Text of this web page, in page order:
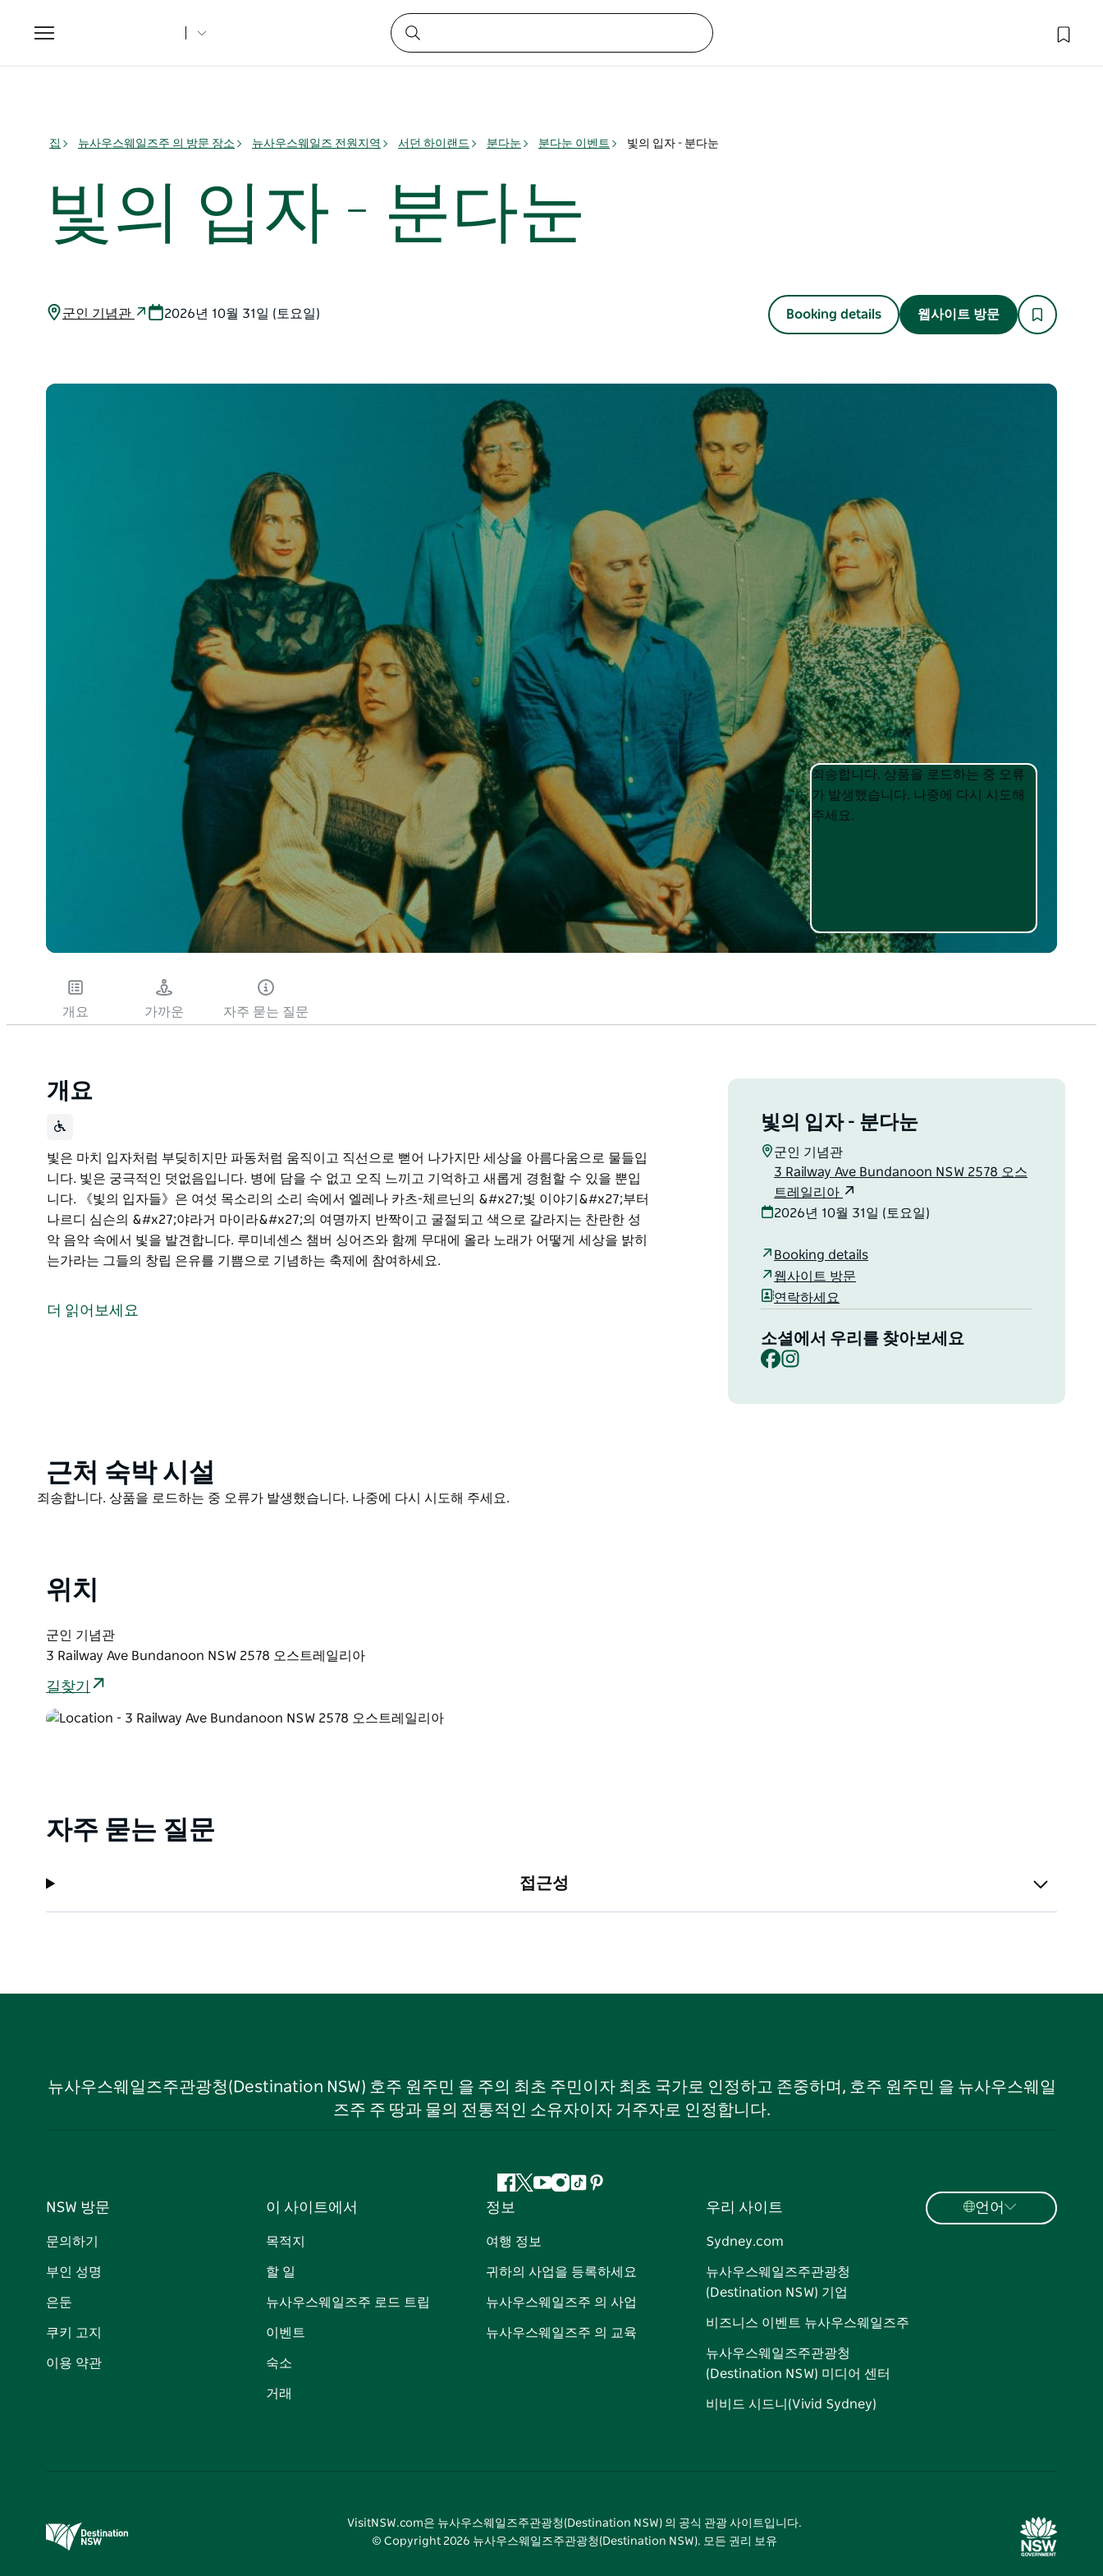
Toggle
navigation
집 뉴사우스웨일즈주 의 방문 장소 뉴사우스웨일즈 전원지역 서던 하이랜드 분다눈 분다눈 이벤트 빛의 입자 - 분다눈
빛의 입자 - 분다눈
군인 기념관 2026년 10월 31일 (토요일) Booking details 웹사이트 방문
Product
List
Product
List
죄송합니다. 상품을 로드하는 중 오류
가 발생했습니다. 나중에 다시 시도해
주세요.
개요 가까운 자주 묻는 질문
개요
빛은 마치 입자처럼 부딪히지만 파동처럼 움직이고 직선으로 뻗어 나가지만 세상을 아름다움으로 물들입
니다. 빛은 궁극적인 덧없음입니다. 병에 담을 수 없고 오직 느끼고 기억하고 새롭게 경험할 수 있을 뿐입
니다. 《빛의 입자들》은 여섯 목소리의 소리 속에서 엘레나 카츠-체르닌의 &#x27;빛 이야기&#x27;부터
나르디 심슨의 &#x27;야라거 마이라&#x27;의 여명까지 반짝이고 굴절되고 색으로 갈라지는 찬란한 성
악 음악 속에서 빛을 발견합니다. 루미네센스 챔버 싱어즈와 함께 무대에 올라 노래가 어떻게 세상을 밝히
는가라는 그들의 창립 은유를 기쁨으로 기념하는 축제에 참여하세요.
니다. 빛은 궁극적인 덧없음입니다. 병에 담을 수 없고 오직 느끼고 기억하고 새롭게 경험할 수 있을 뿐입
더 읽어보세요
빛의 입자 - 분다눈
군인 기념관
3 Railway Ave Bundanoon NSW 2578 오스
트레일리아
2026년 10월 31일 (토요일)
Booking details
웹사이트 방문
연락하세요
소셜에서 우리를 찾아보세요
Facebook
Product
List
근처 숙박 시설
Product
죄송합니다. 상품을 로드하는 중 오류가 발생했습니다. 나중에 다시 시도해 주세요.
위치
군인 기념관
3 Railway Ave Bundanoon NSW 2578 오스트레일리아
길찾기
자주 묻는 질문
접근성
뉴사우스웨일즈주관광청(Destination NSW) 호주 원주민 을 주의 최초 주민이자 최초 국가로 인정하고 존중하며, 호주 원주민 을 뉴사우스웨일
즈주 주 땅과 물의 전통적인 소유자이자 거주자로 인정합니다.
페
이
북
지
다
유 인
램
틱
핀
트
NSW 방문
문의하기
부인 성명
은둔
쿠키 고지
이용 약관
이 사이트에서
목적지
할 일
뉴사우스웨일즈주 로드 트립
이벤트
숙소
거래
정보
여행 정보
귀하의 사업을 등록하세요
뉴사우스웨일즈주 의 사업
뉴사우스웨일즈주 의 교육
우리 사이트
Sydney.com
뉴사우스웨일즈주관광청
(Destination NSW) 기업
비즈니스 이벤트 뉴사우스웨일즈주
뉴사우스웨일즈주관광청
(Destination NSW) 미디어 센터
비비드 시드니(Vivid Sydney)
언어
VisitNSW.com은 뉴사우스웨일즈주관광청(Destination NSW) 의 공식 관광 사이트입니다.
© Copyright 2026 뉴사우스웨일즈주관광청(Destination NSW). 모든 권리 보유